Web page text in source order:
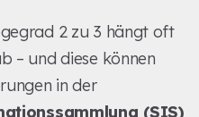
2 zu 3 hängt oft
– und diese können
in der
(SIS)